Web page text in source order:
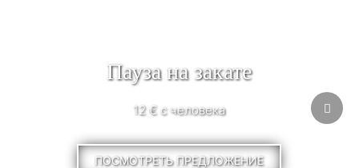
Пауза на закате
12 € с человека
ПОСМОТРЕТЬ ПРЕДЛОЖЕНИЕ